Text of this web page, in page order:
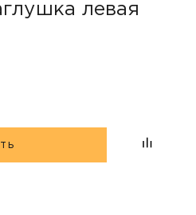
левая